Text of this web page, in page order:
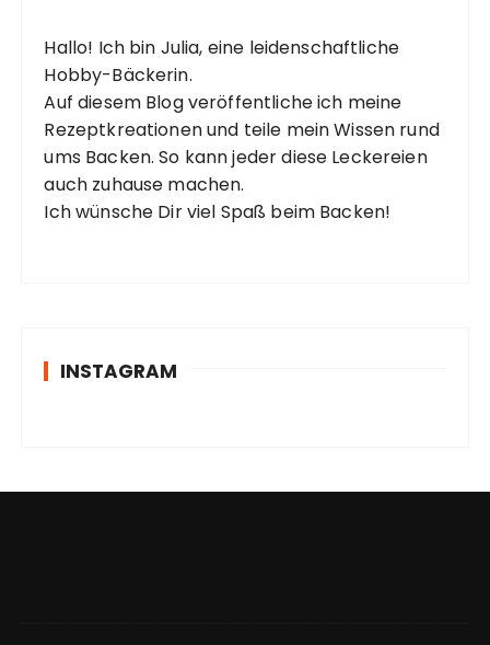
Hallo! Ich bin Julia, eine leidenschaftliche
Hobby-Bäckerin.
Auf diesem Blog veröffentliche ich meine
Rezeptkreationen und teile mein Wissen rund
ums Backen. So kann jeder diese Leckereien
auch zuhause machen.
Ich wünsche Dir viel Spaß beim Backen!
INSTAGRAM